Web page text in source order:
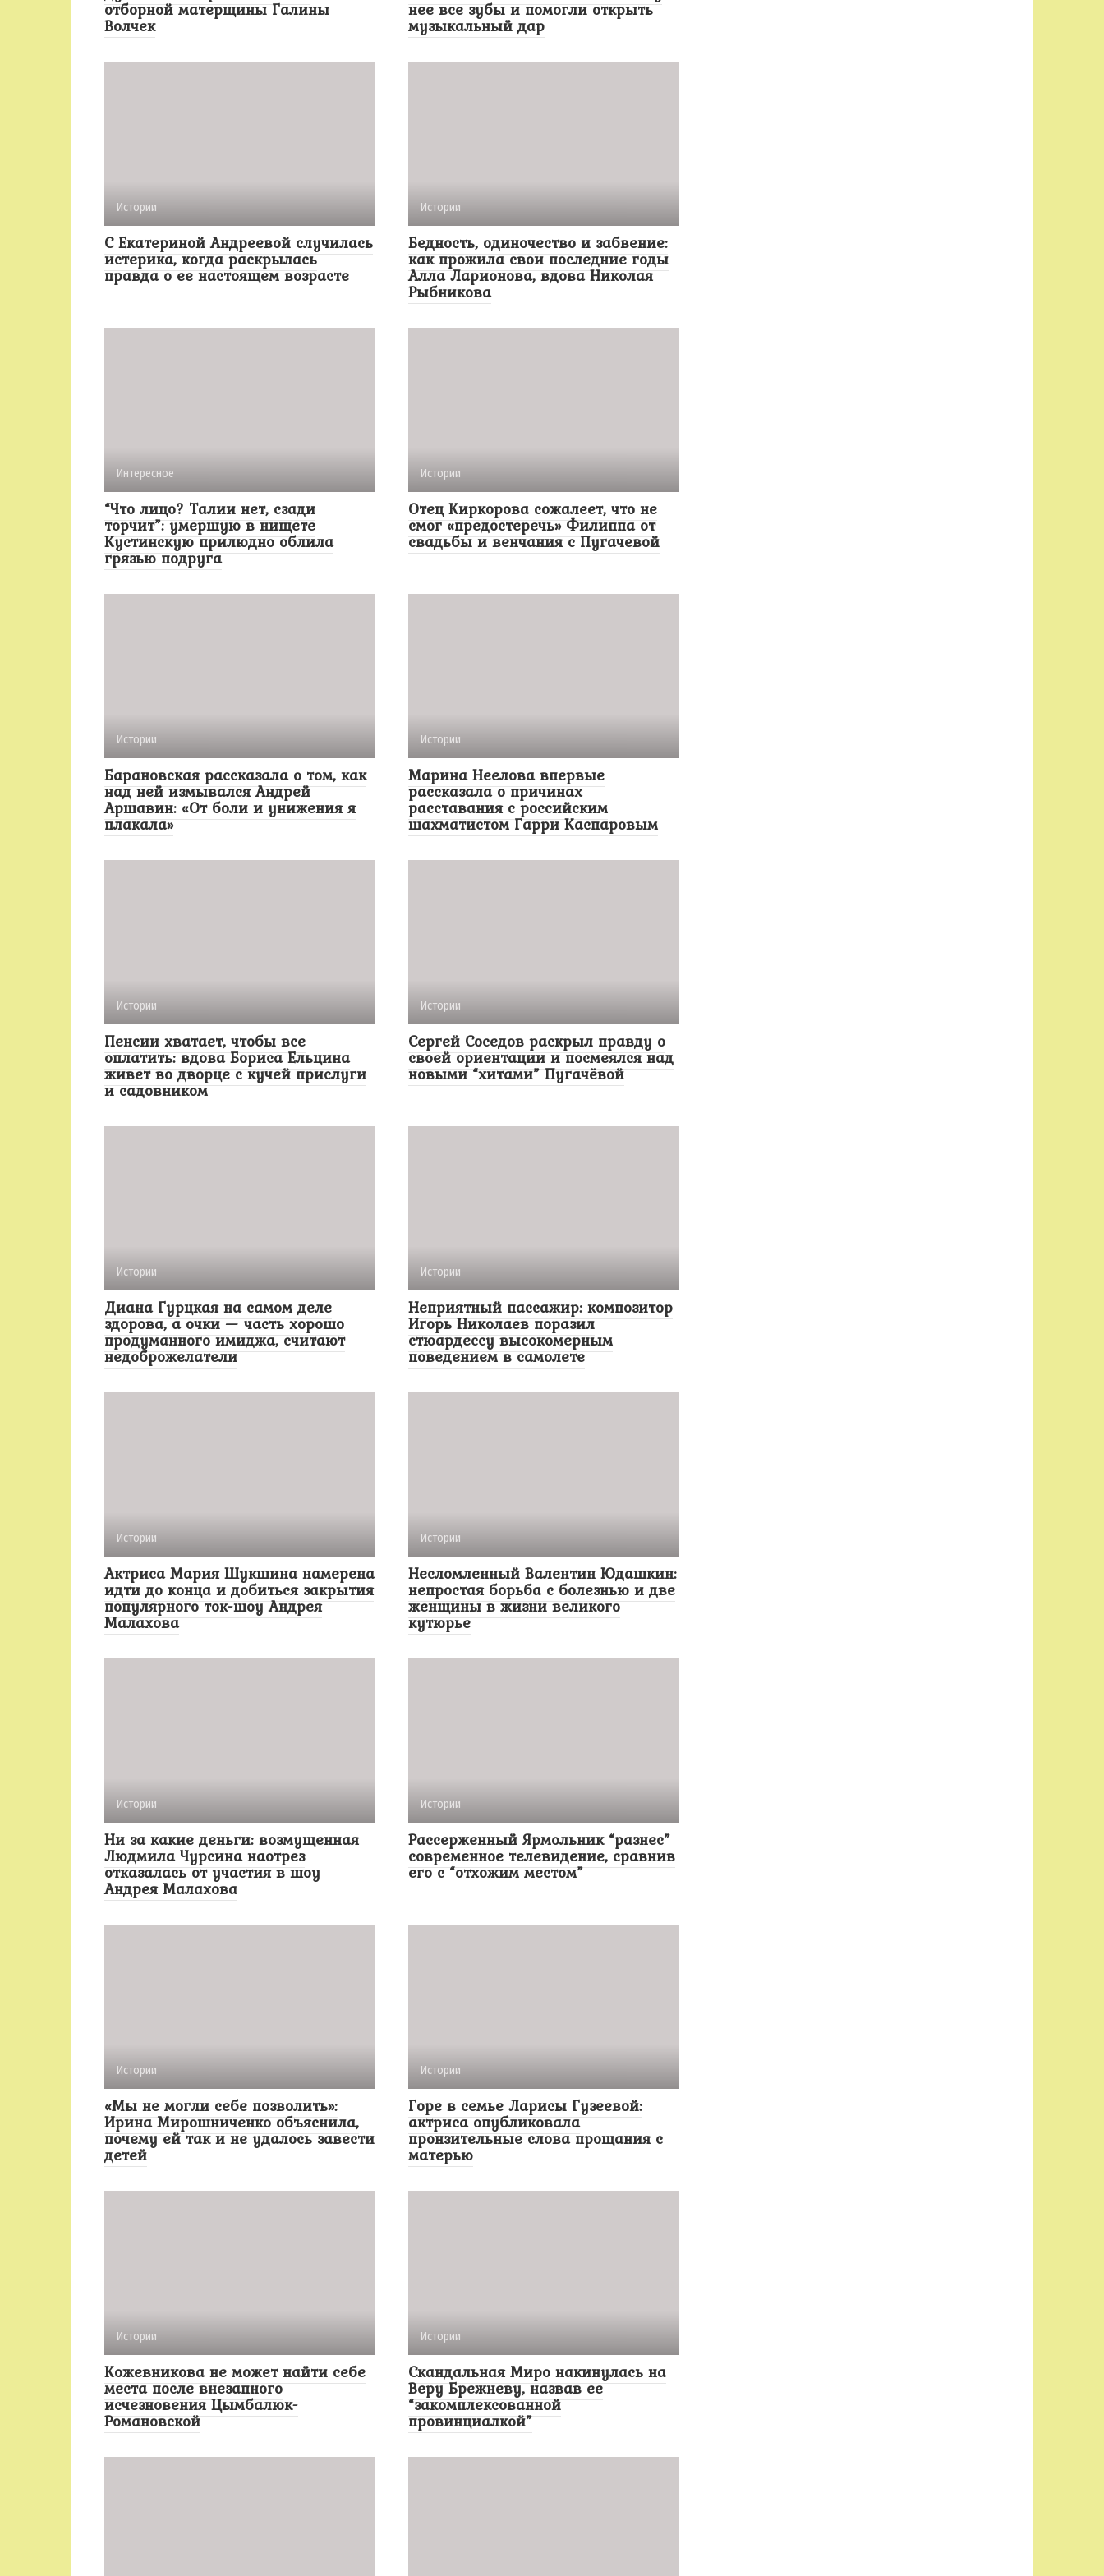
отборной матерщины Галины
Волчек
нее все зубы и помогли открыть
музыкальный дар
Истории
С Екатериной Андреевой случилась
истерика, когда раскрылась
правда о ее настоящем возрасте
Истории
Бедность, одиночество и забвение:
как прожила свои последние годы
Алла Ларионова, вдова Николая
Рыбникова
Интересное
“Что лицо? Талии нет, сзади
торчит”: умершую в нищете
Кустинскую прилюдно облила
грязью подруга
Истории
Отец Киркорова сожалеет, что не
смог «предостеречь» Филиппа от
свадьбы и венчания с Пугачевой
Истории
Барановская рассказала о том, как
над ней измывался Андрей
Аршавин: «От боли и унижения я
плакала»
Истории
Марина Неелова впервые
рассказала о причинах
расставания с российским
шахматистом Гарри Каспаровым
Истории
Пенсии хватает, чтобы все
оплатить: вдова Бориса Ельцина
живет во дворце с кучей прислуги
и садовником
Истории
Сергей Соседов раскрыл правду о
своей ориентации и посмеялся над
новыми “хитами” Пугачёвой
Истории
Диана Гурцкая на самом деле
здорова, а очки — часть хорошо
продуманного имиджа, считают
недоброжелатели
Истории
Неприятный пассажир: композитор
Игорь Николаев поразил
стюардессу высокомерным
поведением в самолете
Истории
Актриса Мария Шукшина намерена
идти до конца и добиться закрытия
популярного ток-шоу Андрея
Малахова
Истории
Несломленный Валентин Юдашкин:
непростая борьба с болезнью и две
женщины в жизни великого
кутюрье
Истории
Ни за какие деньги: возмущенная
Людмила Чурсина наотрез
отказалась от участия в шоу
Андрея Малахова
Истории
Рассерженный Ярмольник “разнес”
современное телевидение, сравнив
его с “отхожим местом”
Истории
«Мы не могли себе позволить»:
Ирина Мирошниченко объяснила,
почему ей так и не удалось завести
детей
Истории
Горе в семье Ларисы Гузеевой:
актриса опубликовала
пронзительные слова прощания с
матерью
Истории
Кожевникова не может найти себе
места после внезапного
исчезновения Цымбалюк-
Романовской
Истории
Скандальная Миро накинулась на
Веру Брежневу, назвав ее
“закомплексованной
провинциалкой”